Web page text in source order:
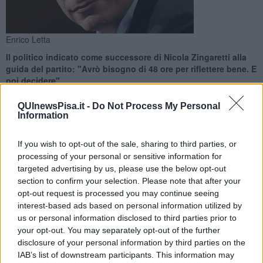
QUInewsPisa.it - Do Not Process My Personal
Information
If you wish to opt-out of the sale, sharing to third parties, or
processing of your personal or sensitive information for
targeted advertising by us, please use the below opt-out
section to confirm your selection. Please note that after your
opt-out request is processed you may continue seeing
interest-based ads based on personal information utilized by
us or personal information disclosed to third parties prior to
your opt-out. You may separately opt-out of the further
disclosure of your personal information by third parties on the
IAB’s list of downstream participants. This information may
Enrico Letta
Il politico indicato come successore di Nicola Zingaretti alla
guida del partito: "Avrò bisogno di 48 ore per riflettere bene. E
poi decidere"
PISA —"Avrò bisogno di 48 ore per riflettere bene. E poi decidere".
Lo ha scritto su Twitter l'ex presidente del Consiglio Enrico Letta.
Il politico e accademico pisano è stato stato invocato da numerosi
esponenti del Partito democratico quale possibile successore del
dimissionarioNicola Zingarettinel ruolo di segretario del partito.
"Sono grato per la quantità di messaggi di incoraggiamento che sto